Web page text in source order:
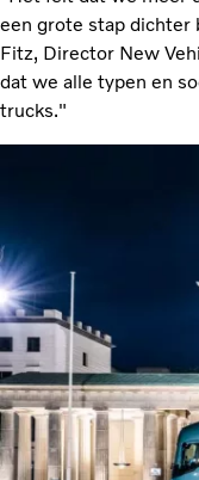
een grote stap dichter
Fitz, Director New
dat we alle typen en
trucks."